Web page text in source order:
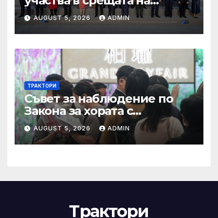
министрите на външните
работи на НАТО
AUGUST 5, 2026 ADMIN
ТРАКТОРИ
Съвет за наблюдение по
Закона за хората с
увреждания
AUGUST 5, 2026 ADMIN
Трактори